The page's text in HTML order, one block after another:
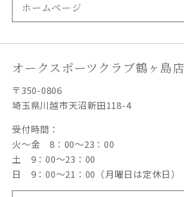
ホームページ
オークスポーツクラブ鶴ヶ島店
〒350-0806
埼玉県川越市天沼新田118-4
受付時間：
火～金 8：00～23：00
土 9：00～23：00
日 9：00～21：00（月曜日は定休日）